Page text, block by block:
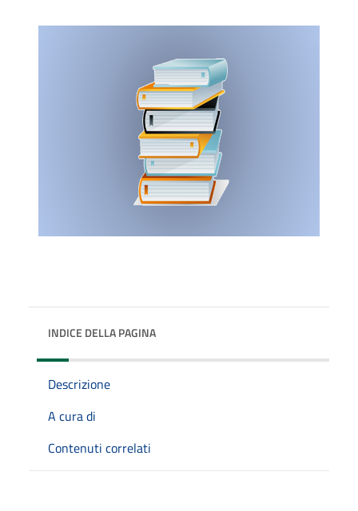
INDICE DELLA PAGINA
Descrizione
A cura di
Contenuti correlati